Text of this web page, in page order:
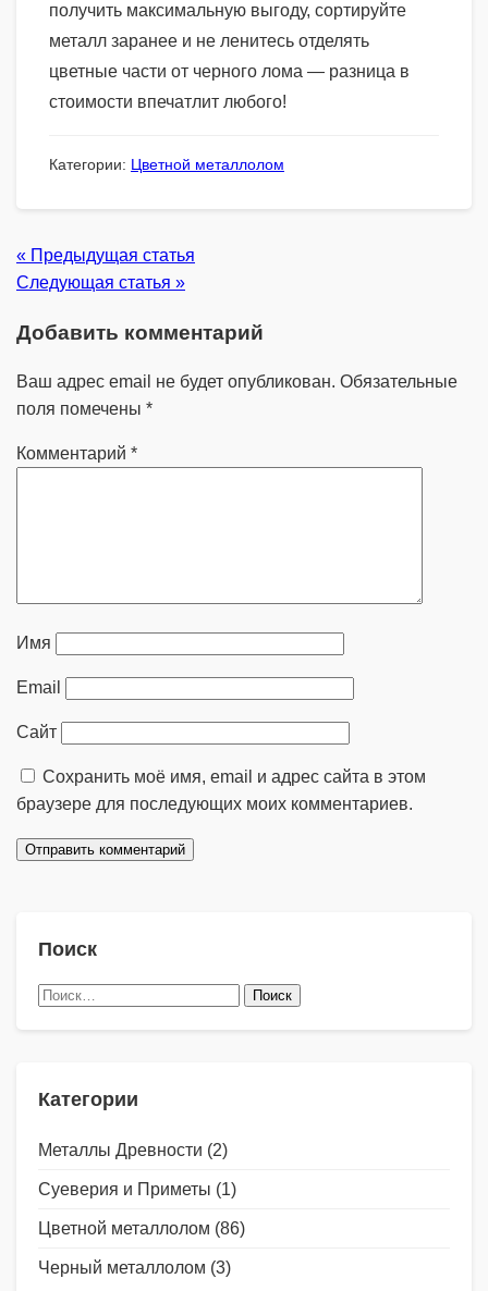
получить максимальную выгоду, сортируйте
металл заранее и не ленитесь отделять
цветные части от черного лома — разница в
стоимости впечатлит любого!
Категории: Цветной металлолом
« Предыдущая статья
Следующая статья »
Добавить комментарий
Ваш адрес email не будет опубликован. Обязательные
поля помечены *
Комментарий *
Имя
Email
Сайт
Сохранить моё имя, email и адрес сайта в этом
браузере для последующих моих комментариев.
Поиск
Найти:
Категории
Металлы Древности (2)
Суеверия и Приметы (1)
Цветной металлолом (86)
Черный металлолом (3)